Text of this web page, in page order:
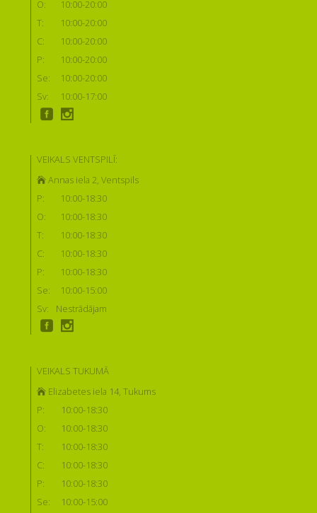
O:
10:00-20:00
T:
10:00-20:00
C:
10:00-20:00
P:
10:00-20:00
Se:
10:00-20:00
Sv:
10:00-17:00
VEIKALS VENTSPILĪ:
Annas iela 2, Ventspils
P:
10:00-18:30
O:
10:00-18:30
T:
10:00-18:30
C:
10:00-18:30
P:
10:00-18:30
Se:
10:00-15:00
Sv:
Nestrādājam
VEIKALS TUKUMĀ
Elizabetes iela 14, Tukums
P:
10:00-18:30
O:
10:00-18:30
T:
10:00-18:30
C:
10:00-18:30
P:
10:00-18:30
Se:
10:00-15:00